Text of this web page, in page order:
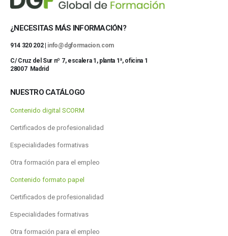
¿NECESITAS MÁS INFORMACIÓN?
914 320 202 | info@dgformacion.com
C/ Cruz del Sur nº 7, escalera 1, planta 1ª, oficina 1
28007 Madrid
NUESTRO CATÁLOGO
Contenido digital SCORM
Certificados de profesionalidad
Especialidades formativas
Otra formación para el empleo
Contenido formato papel
Certificados de profesionalidad
Especialidades formativas
Otra formación para el empleo